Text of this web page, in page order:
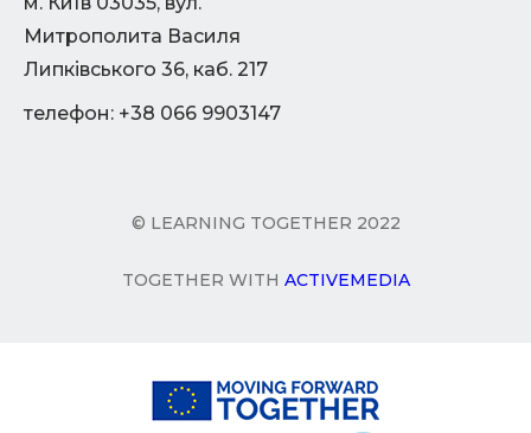
Митрополита Василя
Липківського 36, каб. 217
телефон: +38 066 9903147
© LEARNING TOGETHER 2022
TOGETHER WITH ACTIVEMEDIA